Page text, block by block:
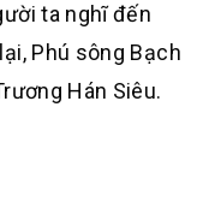
ta nghĩ đến
Phú sông Bạch
Hán Siêu.